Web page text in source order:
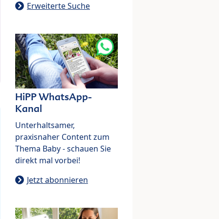
Erweiterte Suche
HiPP WhatsApp-
Kanal
Unterhaltsamer,
praxisnaher Content zum
Thema Baby - schauen Sie
direkt mal vorbei!
Jetzt abonnieren